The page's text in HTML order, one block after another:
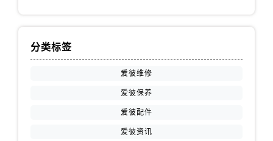
分类标签
爱彼维修
爱彼保养
爱彼配件
爱彼资讯